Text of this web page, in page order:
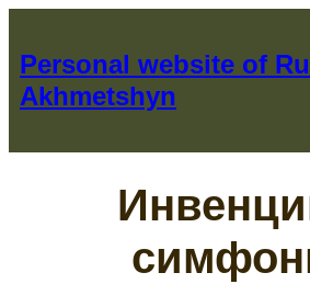
содержимому
Personal website of
Akhmetshyn